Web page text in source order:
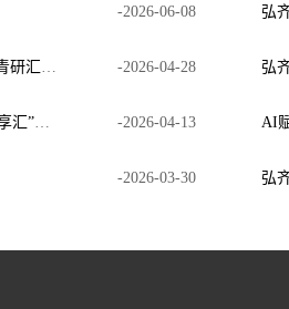
-2026-06-08 弘
弘齐新闻|四川弘齐律师事务所第二季度核心团队业务会暨“青研汇”圆满召开 -2026-04-28
弘齐新闻｜邱波主任受邀参加成都市律协“蓉城律道·主任思享汇”第三期，分享弘齐一体化模式 -2026-04-13 AI
-2026-03-30 弘